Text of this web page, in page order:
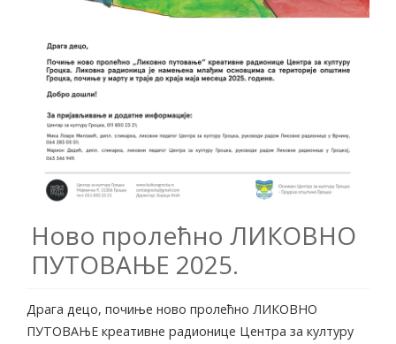
Ново пролећно ЛИКОВНО
ПУТОВАЊЕ 2025.
Драга децо, почиње ново пролећно ЛИКОВНО
ПУТОВАЊЕ креативне радионице Центра за културу